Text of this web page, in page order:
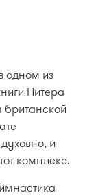
одном из
Питера
британской
и
комплекс.